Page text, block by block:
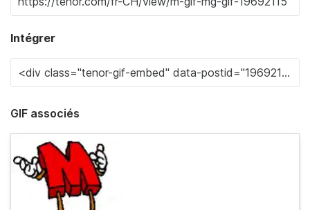
Intégrer
GIF associés